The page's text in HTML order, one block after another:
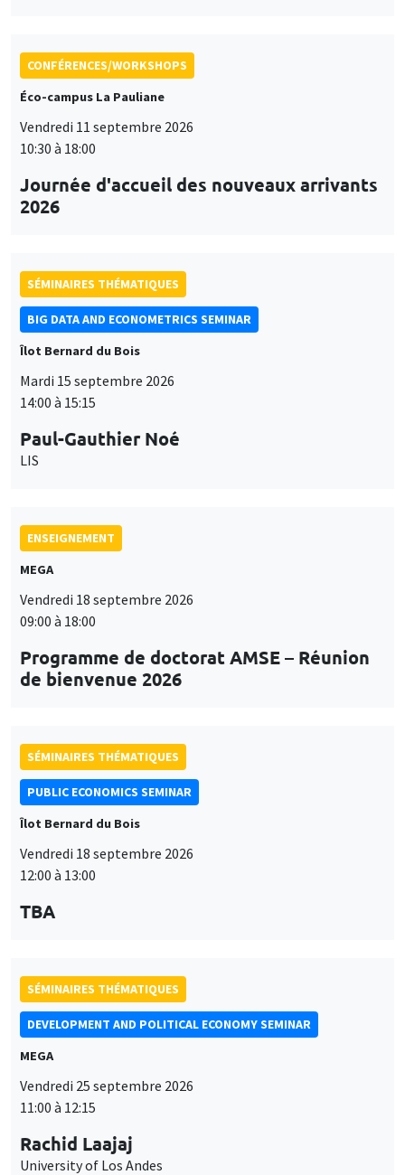
CONFÉRENCES/WORKSHOPS
Éco-campus La Pauliane
Vendredi 11 septembre 2026
10:30 à 18:00
Journée d'accueil des nouveaux arrivants
2026
SÉMINAIRES THÉMATIQUES
BIG DATA AND ECONOMETRICS SEMINAR
Îlot Bernard du Bois
Mardi 15 septembre 2026
14:00 à 15:15
Paul-Gauthier Noé
LIS
ENSEIGNEMENT
MEGA
Vendredi 18 septembre 2026
09:00 à 18:00
Programme de doctorat AMSE – Réunion
de bienvenue 2026
SÉMINAIRES THÉMATIQUES
PUBLIC ECONOMICS SEMINAR
Îlot Bernard du Bois
Vendredi 18 septembre 2026
12:00 à 13:00
TBA
SÉMINAIRES THÉMATIQUES
DEVELOPMENT AND POLITICAL ECONOMY SEMINAR
MEGA
Vendredi 25 septembre 2026
11:00 à 12:15
Rachid Laajaj
University of Los Andes